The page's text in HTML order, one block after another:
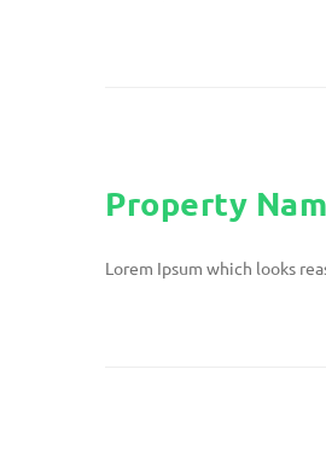
Property
Lorem Ipsum which looks